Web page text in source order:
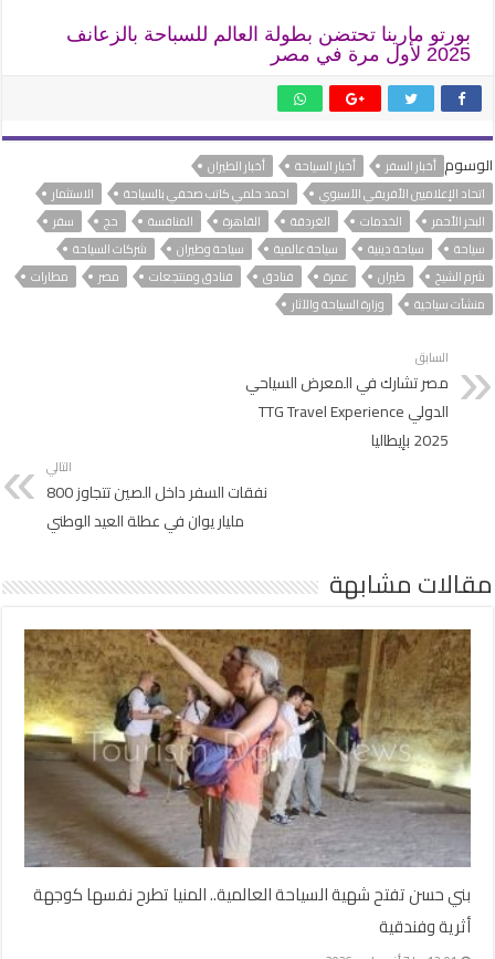
بورتو مارينا تحتضن بطولة العالم للسباحة بالزعانف
2025 لأول مرة في مصر
الوسوم أخبار السفر أخبار السياحة
أخبار الطيران
اتحاد الإعلاميين الأفريقي الآسيوي
احمد حلمي كاتب صحفي بالسياحة
الاستثمار
البحر الأحمر
الخدمات الغردقة القاهرة المنافسة حج
سفر
سياحة
سياحة دينية سياحة عالمية سياحة وطيران
شركات السياحة
شرم الشيخ
طيران عمرة فنادق فنادق ومنتجعات مصر
مطارات
منشآت سياحية
وزارة السياحة والآثار
السابق
مصر تشارك في المعرض السياحي
الدولي TTG Travel Experience
2025 بإيطاليا
التالي
نفقات السفر داخل الصين تتجاوز 800
مليار يوان في عطلة العيد الوطني
مقالات مشابهة
بني حسن تفتح شهية السياحة العالمية.. المنيا تطرح نفسها كوجهة
أثرية وفندقية